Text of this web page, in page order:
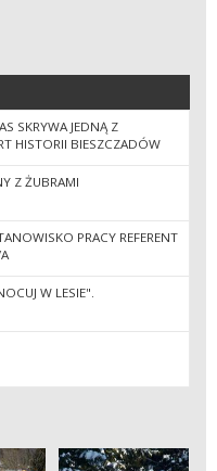
SKRYWA JEDNĄ Z
HISTORII BIESZCZADÓW
Z ŻUBRAMI
PRACY REFERENT
W LESIE".